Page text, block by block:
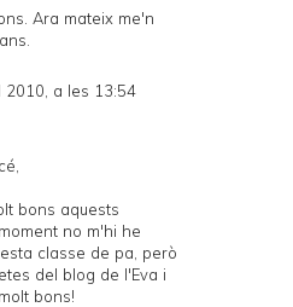
Ara mateix me'n
a les 13:54
bons aquests
no m'hi he
classe de pa, però
del blog de l'Eva i
bons!